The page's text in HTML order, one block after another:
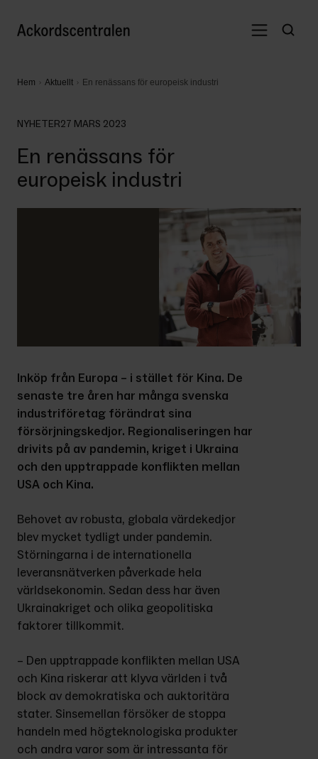
Hem Aktuellt En renässans för europeisk industri
NYHETER27 MARS 2023
En renässans för
europeisk industri
Inköp från Europa – i stället för Kina. De
senaste tre åren har många svenska
industriföretag förändrat sina
försörjningskedjor. Regionaliseringen har
drivits på av pandemin, kriget i Ukraina
och den upptrappade konflikten mellan
USA och Kina.
Behovet av robusta, globala värdekedjor
blev mycket tydligt under pandemin.
Störningarna i de internationella
leveransnätverken påverkade hela
världsekonomin. Sedan dess har även
Ukrainakriget och olika geopolitiska
faktorer tillkommit.
– Den upptrappade konflikten mellan USA
och Kina riskerar att klyva världen i två
block av demokratiska och auktoritära
stater. Sinsemellan försöker de stoppa
handeln med högteknologiska produkter
och andra varor som är intressanta för